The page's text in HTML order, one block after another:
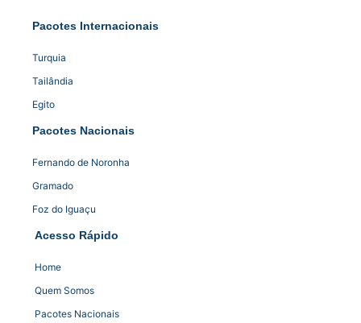
Pacotes Internacionais
Turquia
Tailândia
Egito
Pacotes Nacionais
Fernando de Noronha
Gramado
Foz do Iguaçu
Acesso Rápido
Home
Quem Somos
Pacotes Nacionais